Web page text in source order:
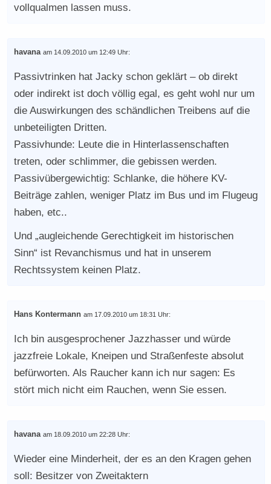
vollqualmen lassen muss.
havana am 14.09.2010 um 12:49 Uhr:
Passivtrinken hat Jacky schon geklärt – ob direkt
oder indirekt ist doch völlig egal, es geht wohl nur um
die Auswirkungen des schändlichen Treibens auf die
unbeteiligten Dritten.
Passivhunde: Leute die in Hinterlassenschaften
treten, oder schlimmer, die gebissen werden.
Passivübergewichtig: Schlanke, die höhere KV-
Beiträge zahlen, weniger Platz im Bus und im Flugeug
haben, etc..
Und „augleichende Gerechtigkeit im historischen
Sinn“ ist Revanchismus und hat in unserem
Rechtssystem keinen Platz.
Hans Kontermann am 17.09.2010 um 18:31 Uhr:
Ich bin ausgesprochener Jazzhasser und würde
jazzfreie Lokale, Kneipen und Straßenfeste absolut
befürworten. Als Raucher kann ich nur sagen: Es
stört mich nicht eim Rauchen, wenn Sie essen.
havana am 18.09.2010 um 22:28 Uhr:
Wieder eine Minderheit, der es an den Kragen gehen
soll: Besitzer von Zweitaktern